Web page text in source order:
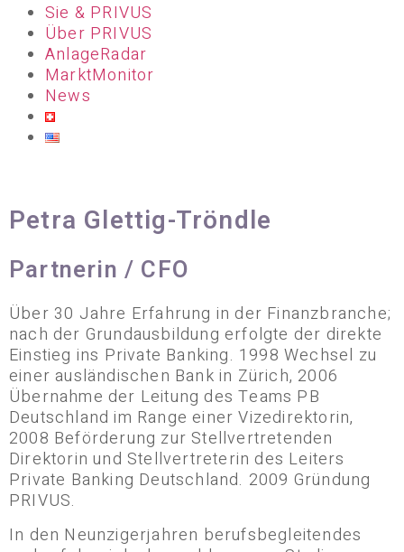
Sie & PRIVUS
Über PRIVUS
AnlageRadar
MarktMonitor
News
Petra Glettig-Tröndle
Partnerin / CFO
Über 30 Jahre Erfahrung in der Finanzbranche;
nach der Grundausbildung erfolgte der direkte
Einstieg ins Private Banking. 1998 Wechsel zu
einer ausländischen Bank in Zürich, 2006
Übernahme der Leitung des Teams PB
Deutschland im Range einer Vizedirektorin,
2008 Beförderung zur Stellvertretenden
Direktorin und Stellvertreterin des Leiters
Private Banking Deutschland. 2009 Gründung
PRIVUS.
In den Neunzigerjahren berufsbegleitendes